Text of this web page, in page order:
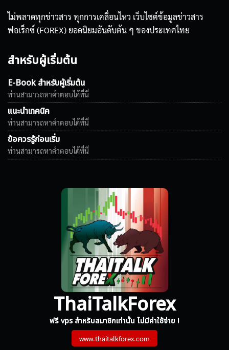
ไม่พลาดทุกข่าวสาร ทุกการเคลื่อนไหว เว็บไซต์ข้อมูลข่าวสาร
ฟอเร็กซ์ (FOREX) ยอดนิยมอันดับต้น ๆ ของประเทศไทย
สำหรับผู้เริ่มต้น
E-Book สำหรับผู้เริ่มต้น
ท่านสามารถหาคำตอบได้ที่นี่
แนะนำเทคนิค
ท่านสามารถหาคำตอบได้ที่นี่
ข้อควรรู้ก่อนเริ่ม
ท่านสามารถหาคำตอบได้ที่นี่
ThaiTalkForex
ฟรี vps สำหรับสมาชิกเท่านั้น ไม่มีค่าใช้จ่าย !
www.thaitalkforex.com